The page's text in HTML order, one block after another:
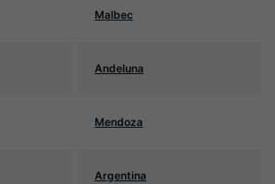
Malbec
Andeluna
Mendoza
Argentina